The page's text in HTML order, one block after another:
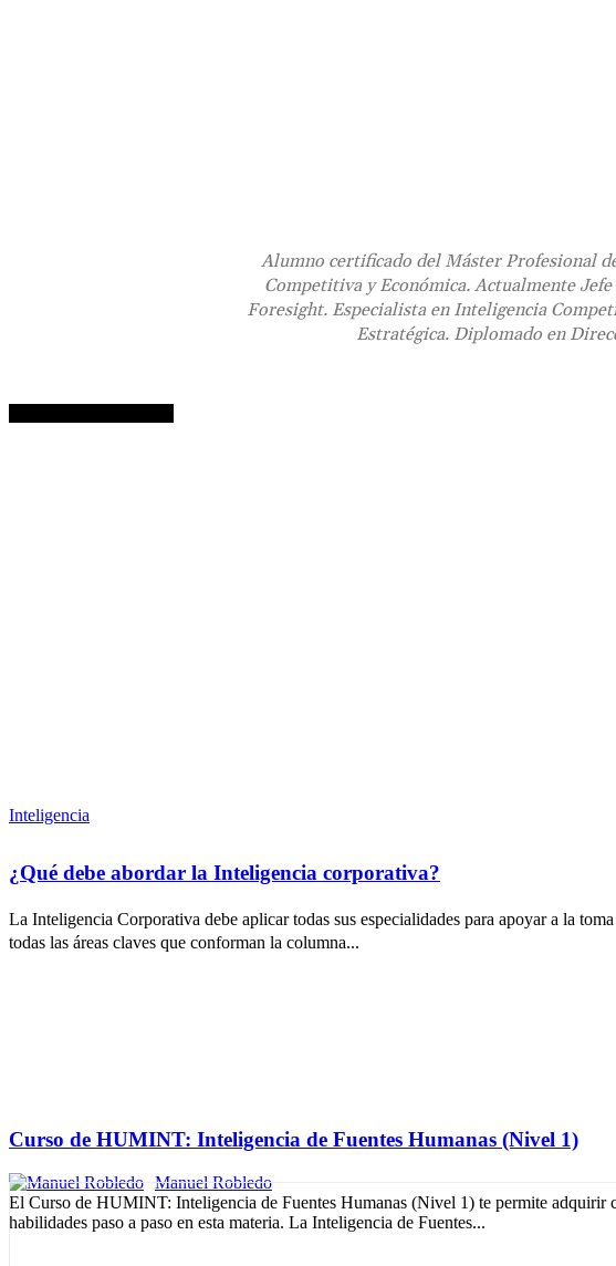
Alumno certificado del Máster Profesional
Competitiva y Económica. Actualmente
Foresight. Especialista en Inteligencia
Estratégica. Diplomado en
Inteligencia
¿Qué debe abordar la Inteligencia corporativa?
La Inteligencia Corporativa debe aplicar todas sus especialidades para apoyar a la
todas las áreas claves que conforman la columna...
Curso de HUMINT: Inteligencia de Fuentes Humanas (Nivel 1)
Manuel Robledo
El Curso de HUMINT: Inteligencia de Fuentes Humanas (Nivel 1) te permite adquirir
habilidades paso a paso en esta materia. La Inteligencia de Fuentes...